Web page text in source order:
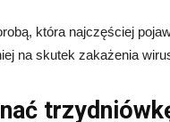
która najczęściej
na skutek zakażenia